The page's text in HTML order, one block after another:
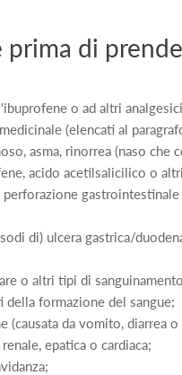
prima di
o ad altri
(elencati al
asma, rinorrea (naso
acido acetilsalicilico o
di) ulcera gastrica/
o altri tipi di
formazione del sangue;
(causata da vomito, diarrea
epatica o cardiaca;